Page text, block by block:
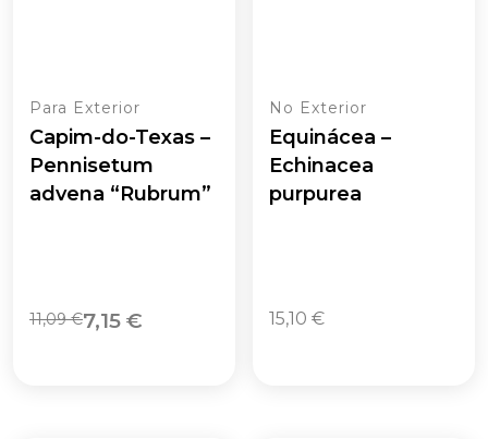
Para Exterior
Capim-do-Texas –
Pennisetum
advena “Rubrum”
11,09€
O
7,15 €
O
No Exterior
Equinácea –
Echinacea
purpurea
15,10€